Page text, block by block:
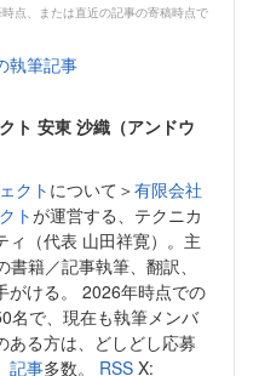
点、または直近の記事の寄稿時点で
執筆記事
ト 安東 沙織（アンドウ
クトについて＞有限会社
トが運営する、テクニカ
ィ（代表 山田祥寛）。主
籍／記事執筆、翻訳、
がける。 2026年時点での
名で、現在も執筆メンバ
ある方は、どしどし応募
記事多数。 RSS X: